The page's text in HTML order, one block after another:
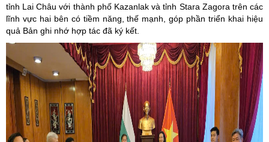
tỉnh Lai Châu với thành phố Kazanlak và tỉnh Stara Zagora trên các
lĩnh vực hai bên có tiềm năng, thế mạnh, góp phần triển khai hiệu
quả Bản ghi nhớ hợp tác đã ký kết.